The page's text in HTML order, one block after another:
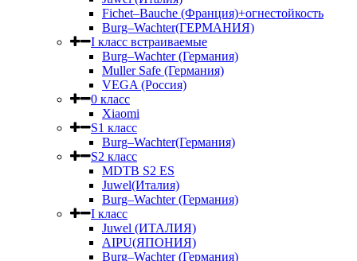
Fichet–Bauche (Франция)+огнестойкость
Burg–Wachter(ГЕРМАНИЯ)
I класс встраиваемые
Burg–Wachter (Германия)
Muller Safe (Германия)
VEGA (Россия)
0 класс
Xiaomi
S1 класс
Burg–Wachter(Германия)
S2 класс
MDTB S2 ES
Juwel(Италия)
Burg–Wachter (Германия)
I класс
Juwel (ИТАЛИЯ)
AIPU(ЯПОНИЯ)
Burg–Wachter (Германия)